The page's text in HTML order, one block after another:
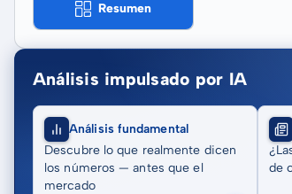
Resumen
Análisis impulsado por IA
Análisis fundamental
Descubre lo que realmente dicen
los números — antes que el
mercado
de